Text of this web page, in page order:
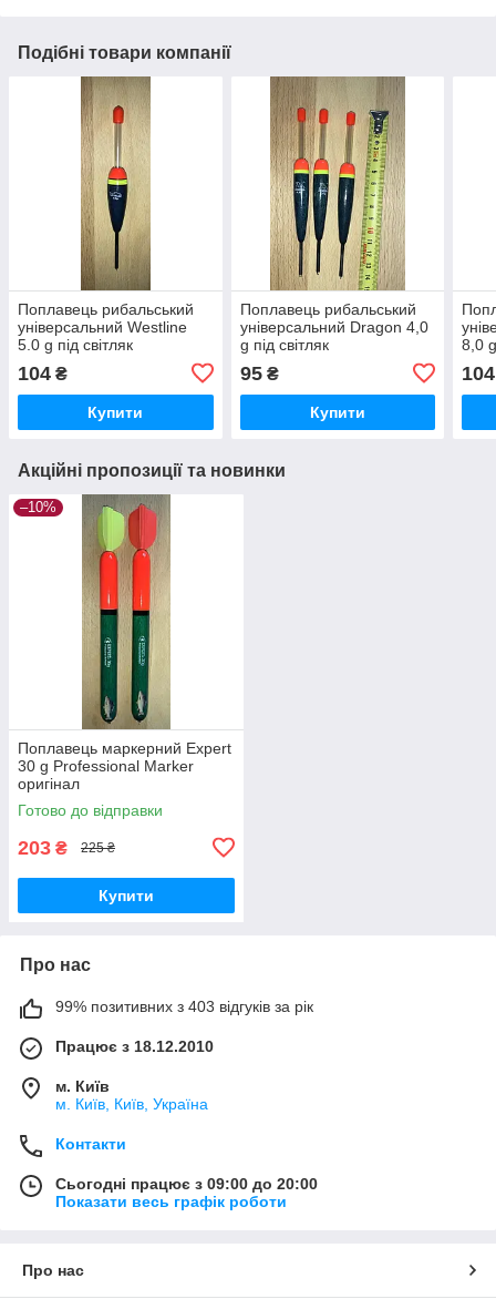
Подібні товари компанії
Поплавець рибальський
універсальний Westline
5.0 g під світляк
104 ₴
Купити
Поплавець рибальський
універсальний Dragon 4,0
g під світляк
95₴
Купити
8,0 g
104
Акційні пропозиції та новинки
–10%
Поплавець маркерний Expert
30 g Professional Marker
оригінал
Готово до відправки
203 ₴ 225 ₴
Купити
Про нас
99% позитивних з 403 відгуків за рік
Працює з 18.12.2010
м. Київ
м. Київ, Київ, Україна
Контакти
Сьогодні працює з 09:00 до 20:00
Показати весь графік роботи
Про нас